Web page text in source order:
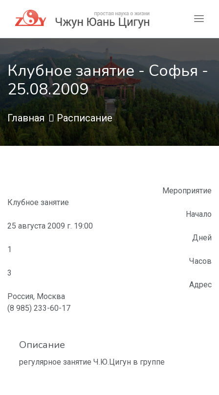
Клубное занятие - Софья -
25.08.2009
Главная Расписание
Мероприятие
Клубное занятие
Начало
25 августа 2009 г. 19:00
Дней
1
Часов
3
Адрес
Россия, Москва
(8 985) 233-60-17
Описание
регулярное занятие Ч.Ю.Цигун в группе